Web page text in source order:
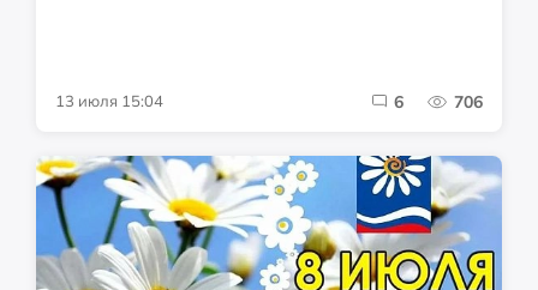
13 июля 15:04 6 706